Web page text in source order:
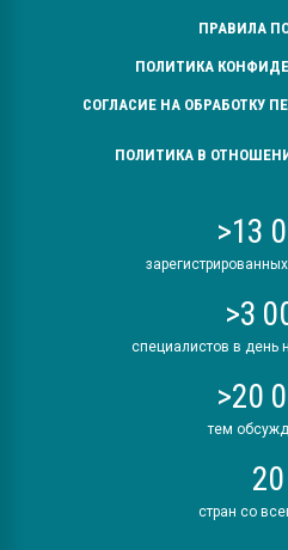
ПРАВИЛА
ПОЛИТИКА
СОГЛАСИЕ НА ОБРАБОТКУ
ПОЛИТИКА В
>13
>3
специалистов в день
>20
тем
20
стран со